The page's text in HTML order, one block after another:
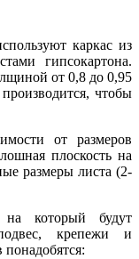
каркас из
гипсокартона.
от 0,8 до 0,95
чтобы
от размеров
плоскость на
размеры листа (2-
который будут
крепежи и